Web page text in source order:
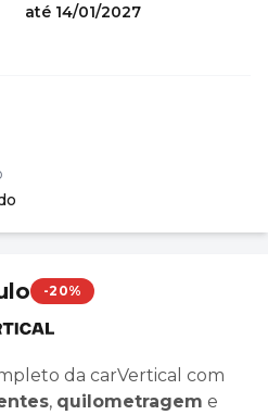
até 14/01/2027
-20%
da carVertical com
, quilometragem e